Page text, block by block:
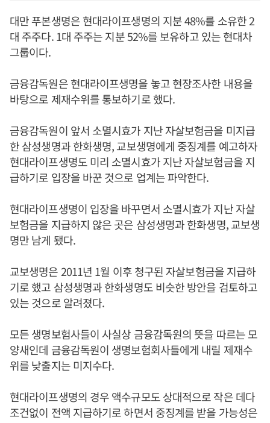
대만 푸본생명은 현대라이프생명의 지분 48%를 소유한 2
대 주주다. 1대 주주는 지분 52%를 보유하고 있는 현대차
그룹이다.
금융감독원은 현대라이프생명을 놓고 현장조사한 내용을
바탕으로 제재수위를 통보하기로 했다.
금융감독원이 앞서 소멸시효가 지난 자살보험금을 미지급
한 삼성생명과 한화생명, 교보생명에게 중징계를 예고하자
현대라이프생명도 미리 소멸시효가 지난 자살보험금을 지
급하기로 입장을 바꾼 것으로 업계는 파악한다.
현대라이프생명이 입장을 바꾸면서 소멸시효가 지난 자살
보험금을 지급하지 않은 곳은 삼성생명과 한화생명, 교보생
명만 남게 됐다.
교보생명은 2011년 1월 이후 청구된 자살보험금을 지급하
기로 했고 삼성생명과 한화생명도 비슷한 방안을 검토하고
있는 것으로 알려졌다.
모든 생명보험사들이 사실상 금융감독원의 뜻을 따르는 모
양새인데 금융감독원이 생명보험회사들에게 내릴 제재수
위를 낮출지는 미지수다.
현대라이프생명의 경우 액수규모도 상대적으로 작은 데다
조건없이 전액 지급하기로 하면서 중징계를 받을 가능성은